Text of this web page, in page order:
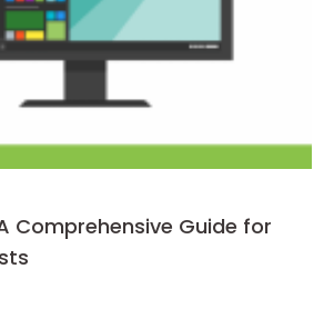
Comprehensive Guide for